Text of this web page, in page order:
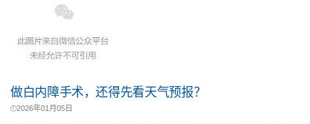
做白内障手术，还得先看天气预报？
2026年01月05日